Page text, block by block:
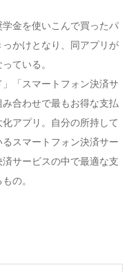
金を使いこんで買ったパ
かけとなり、同アプリが
ている。
「スマートフォン決済サ
合わせで最もお得な支払
アプリ。自分の所持して
スマートフォン決済サー
サービスの中で最適な支
の。